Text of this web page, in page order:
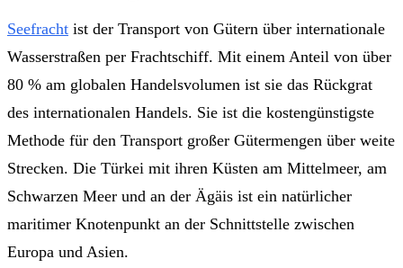
Seefracht ist der Transport von Gütern über internationale
Wasserstraßen per Frachtschiff. Mit einem Anteil von über
80 % am globalen Handelsvolumen ist sie das Rückgrat
des internationalen Handels. Sie ist die kostengünstigste
Methode für den Transport großer Gütermengen über weite
Strecken. Die Türkei mit ihren Küsten am Mittelmeer, am
Schwarzen Meer und an der Ägäis ist ein natürlicher
maritimer Knotenpunkt an der Schnittstelle zwischen
Europa und Asien.